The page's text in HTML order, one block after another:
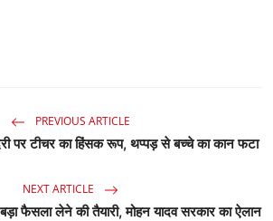
PREVIOUS ARTICLE
पर टीचर का हिंसक रूप, थप्पड़ से बच्चे का कान फटा
NEXT ARTICLE
फैसला लेने की तैयारी, मोहन यादव सरकार का ऐलान